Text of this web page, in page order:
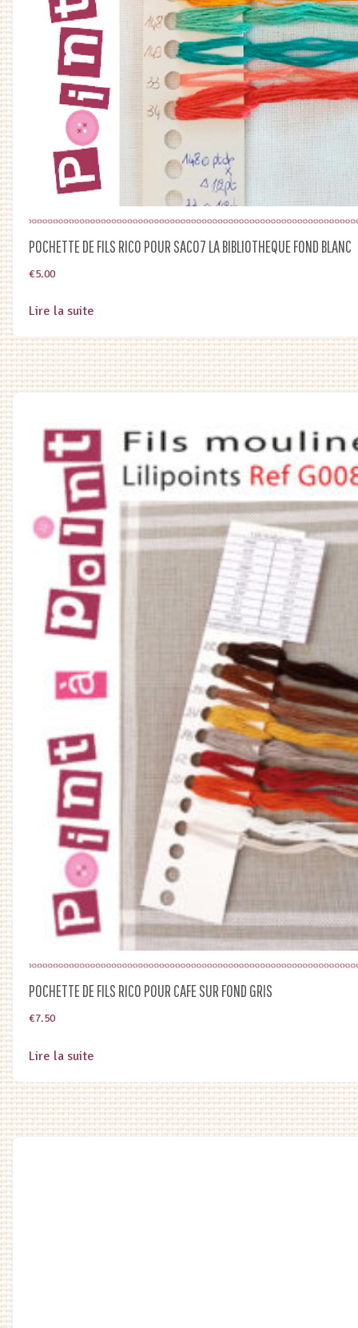
POCHETTE DE FILS RICO POUR SAC07 LA BIBLIOTHEQUE FOND BLANC
€5.00
Lire la suite
POCHETTE DE FILS RICO POUR CAFE SUR FOND GRIS
€7.50
Lire la suite